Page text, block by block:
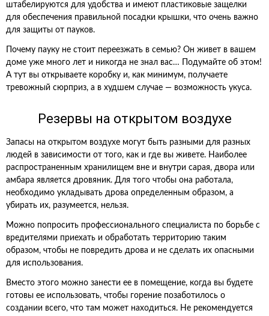
штабелируются для удобства и имеют пластиковые защелки
для обеспечения правильной посадки крышки, что очень важно
для защиты от пауков.
Почему пауку не стоит переезжать в семью? Он живет в вашем
доме уже много лет и никогда не знал вас… Подумайте об этом!
А тут вы открываете коробку и, как минимум, получаете
тревожный сюрприз, а в худшем случае — возможность укуса.
Резервы на открытом воздухе
Запасы на открытом воздухе могут быть разными для разных
людей в зависимости от того, как и где вы живете. Наиболее
распространенным хранилищем вне и внутри сарая, двора или
амбара является дровяник. Для того чтобы она работала,
необходимо укладывать дрова определенным образом, а
убирать их, разумеется, нельзя.
Можно попросить профессионального специалиста по борьбе с
вредителями приехать и обработать территорию таким
образом, чтобы не повредить дрова и не сделать их опасными
для использования.
Вместо этого можно занести ее в помещение, когда вы будете
готовы ее использовать, чтобы горение позаботилось о
создании всего, что там может находиться. Не рекомендуется